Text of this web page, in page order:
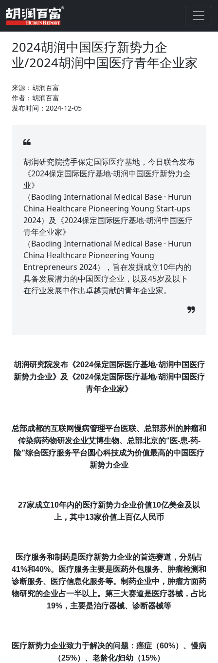
2024胡润中国医疗新势力企
业/2024胡润中国医疗青年企业家
来源：胡润百富
作者：胡润百富
发布时间：2024-12-05
胡润研究院携手保定国际医疗基地，今日联合发布
《2024保定国际医疗基地·胡润中国医疗新势力企
业》
（Baoding International Medical Base · Hurun
China Healthcare Pioneering Young Start-ups
2024）及《2024保定国际医疗基地·胡润中国医疗
青年企业家》
（Baoding International Medical Base · Hurun
China Healthcare Pioneering Young
Entrepreneurs 2024），旨在发掘成立10年内的
具备发展潜力的中国医疗企业，以及45岁及以下
在行业发展中作出卓越贡献的青年企业家。
胡润研究院发布《2024保定国际医疗基地·胡润中国医疗
新势力企业》及《2024保定国际医疗基地·胡润中国医疗
青年企业家》
总部成都的互联网慢病管理平台医联、总部苏州的肿瘤和
传染病药物研发企业艾博生物、总部北京的“医-患-药-
险”综合医疗服务平台圆心科技成为价值最高的中国医疗
新势力企业
27家成立10年内的医疗新势力企业价值10亿美金及以
上，其中13家价值上百亿人民币
医疗服务和制药是医疗新势力企业的首选赛道，分别占
41%和40%。医疗服务主要是医药外包服务、肿瘤检测和
诊断服务、医疗信息化服务等。制药企业中，肿瘤方面药
物研究的企业占一半以上。第三大赛道是医疗器械，占比
19% ，主要是治疗器械、诊断器械等
医疗新势力企业致力于解决的问题：癌症（60%）、慢病
（25%）、老龄化/妇幼（15%）